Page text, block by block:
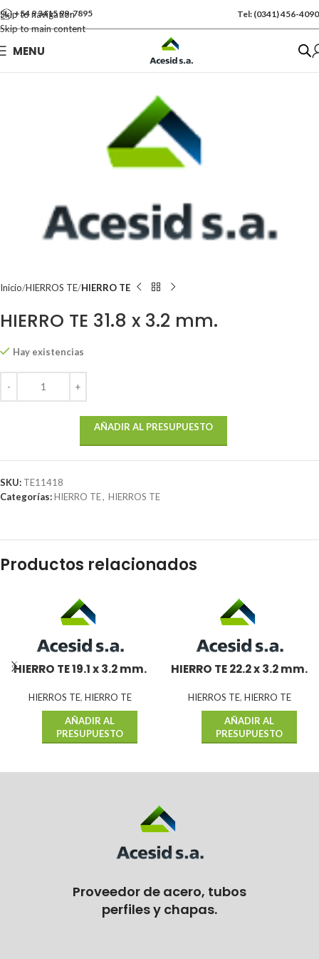
Skip to navigation
Skip to main content
+54 9 3415 99-7895 Tel: (0341) 456-4090
MENU
Inicio HIERROS TE HIERRO TE
HIERRO TE 31.8 x 3.2 mm.
Se vende por Und
Hay existencias
AÑADIR AL PRESUPUESTO
SKU: TE11418
Categorías:HIERRO TE, HIERROS TE
Productos relacionados
HIERRO TE 19.1 x 3.2 mm.
HIERROS TE, HIERRO TE
AÑADIR AL
PRESUPUESTO
HIERRO TE 22.2 x 3.2 mm.
HIERROS TE, HIERRO TE
AÑADIR AL
PRESUPUESTO
Proveedor de acero, tubos
perfiles y chapas.